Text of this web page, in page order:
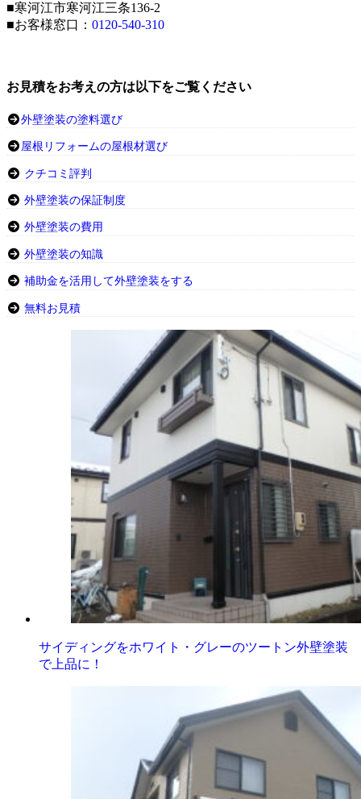
■寒河江市寒河江三条136-2
■お客様窓口： 0120-540-310
お見積をお考えの方は以下をご覧ください
外壁塗装の塗料選び
屋根リフォームの屋根材選び
クチコミ評判
外壁塗装の保証制度
外壁塗装の費用
外壁塗装の知識
補助金を活用して外壁塗装をする
無料お見積
サイディングをホワイト・グレーのツートン外壁塗装
で上品に！